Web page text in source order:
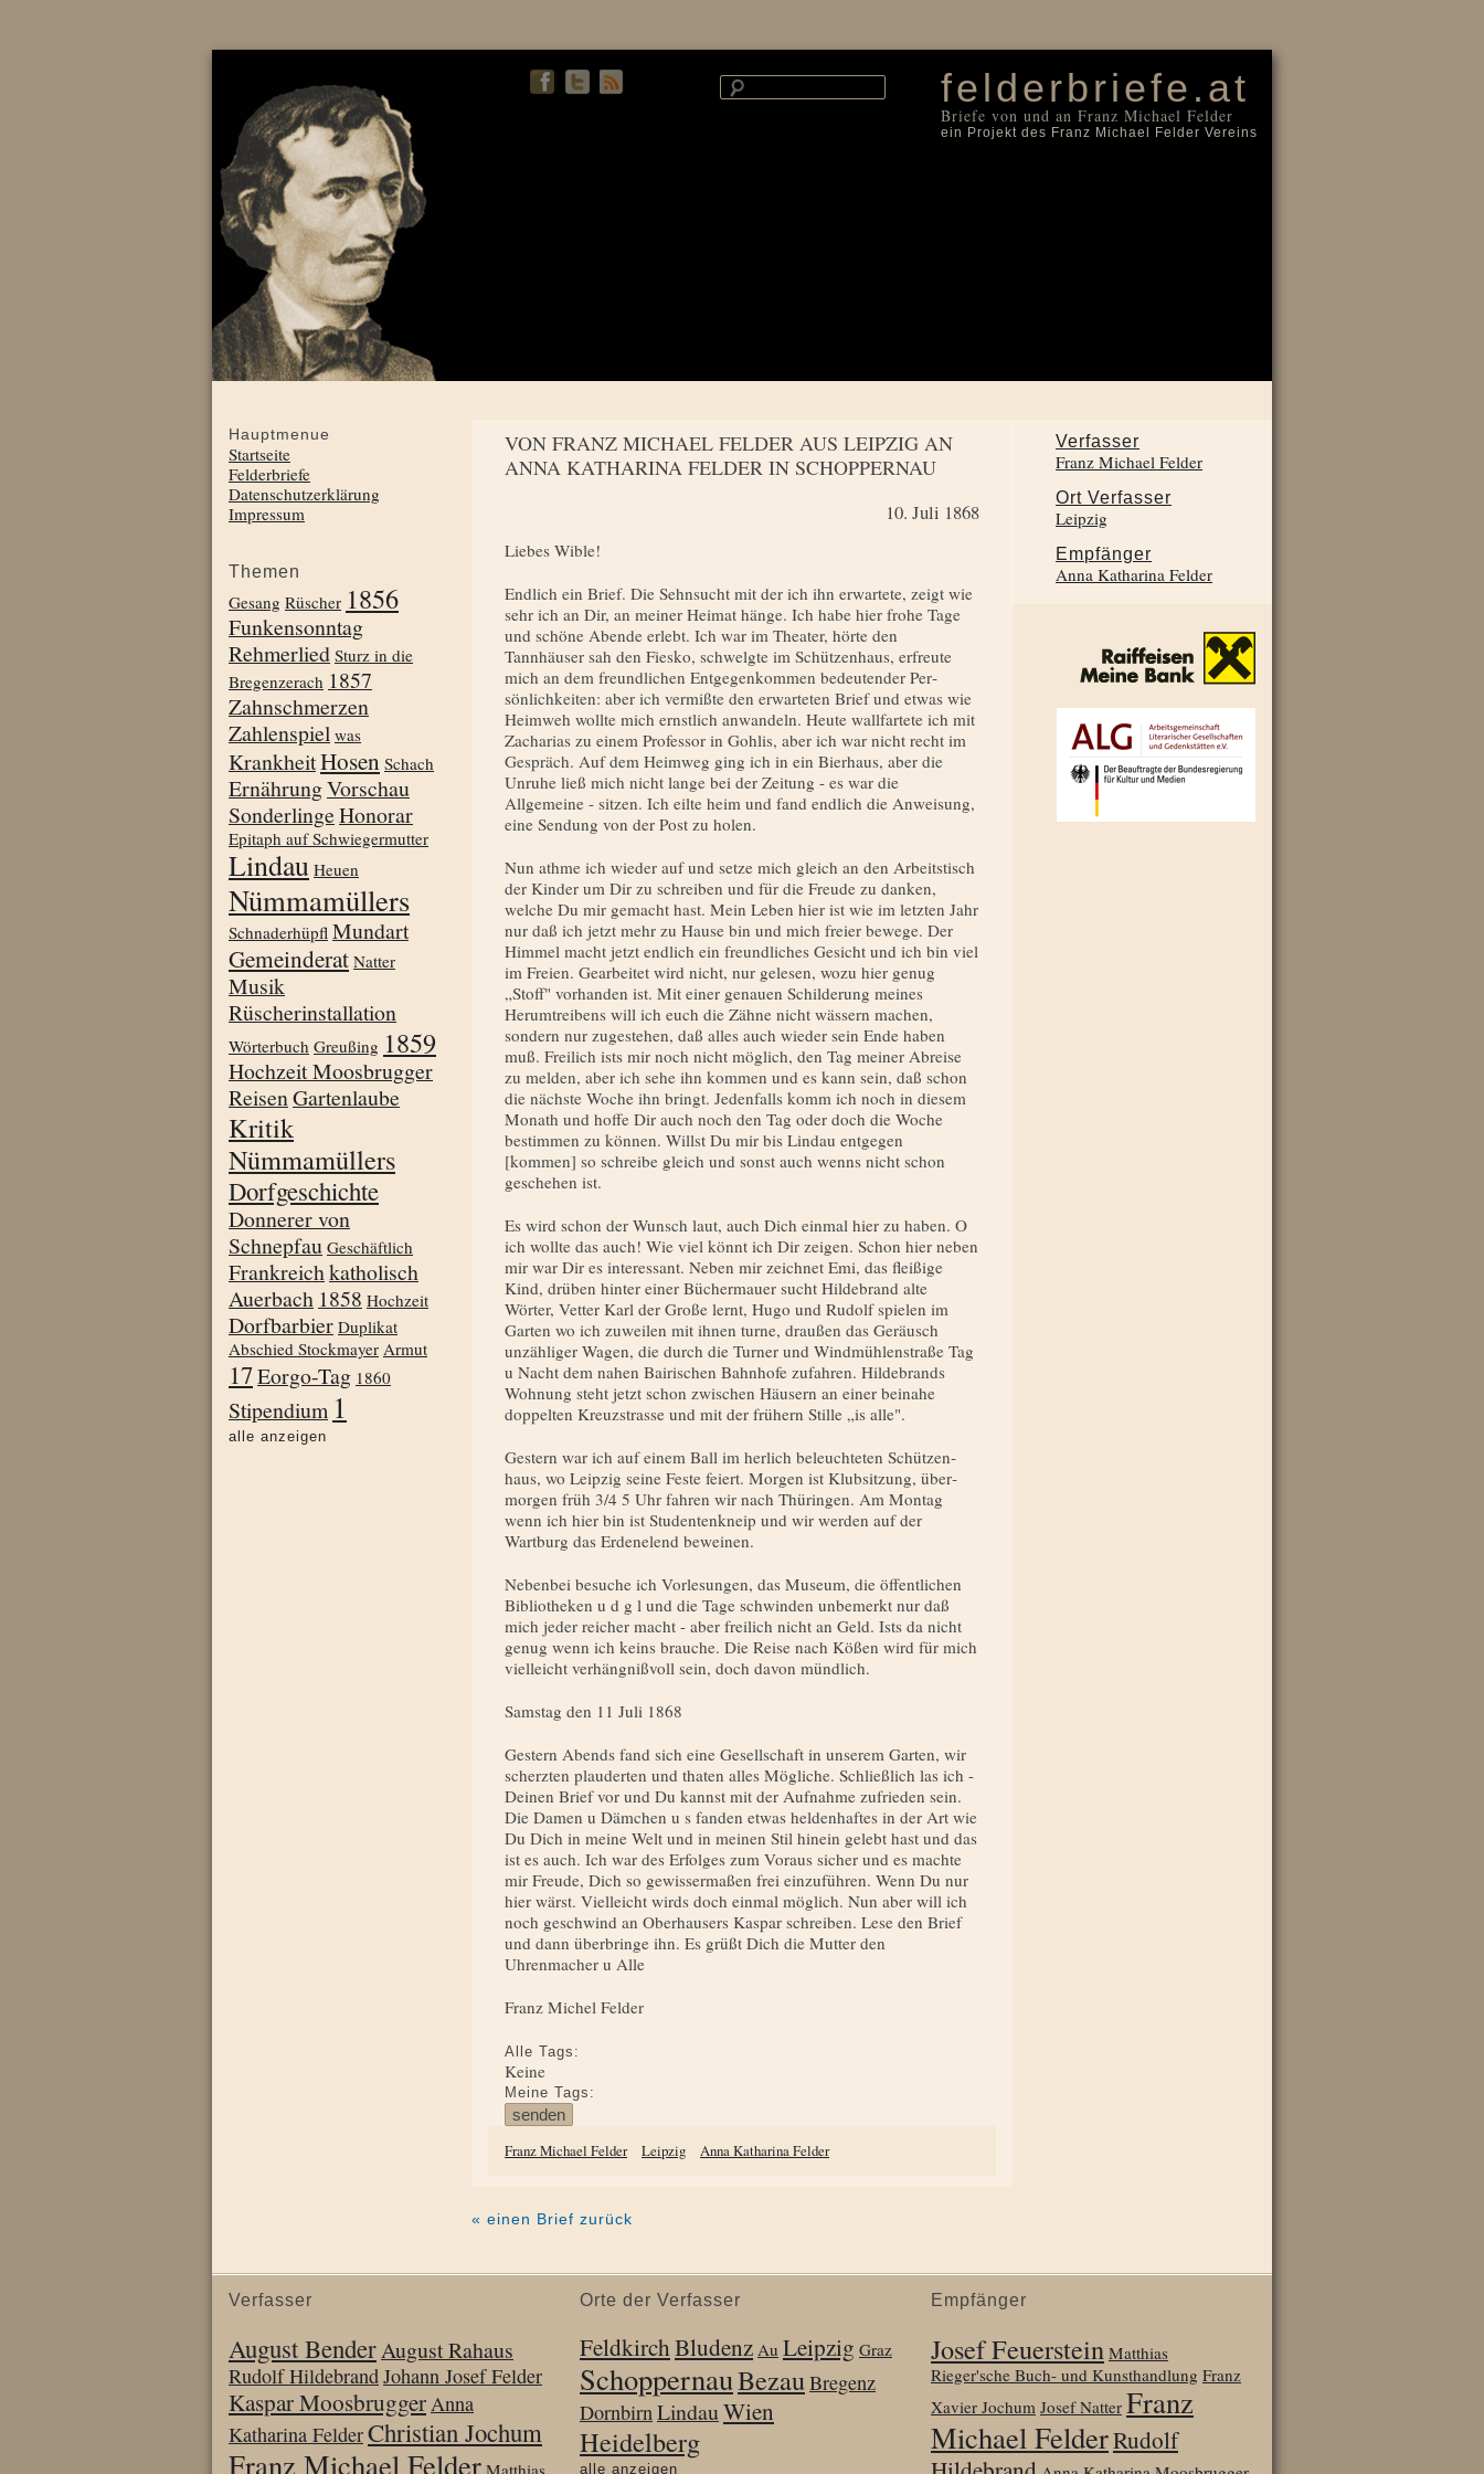
felderbriefe.at
Briefe von und an Franz Michael Felder
ein Projekt des Franz Michael Felder Vereins
VON FRANZ MICHAEL FELDER AUS LEIPZIG AN
ANNA KATHARINA FELDER IN SCHOPPERNAU
10. Juli 1868
Liebes Wible!
Endlich ein Brief. Die Sehnsucht mit der ich ihn erwartete, zeigt wie
sehr ich an Dir, an meiner Heimat hänge. Ich habe hier frohe Tage
und schöne Abende erlebt. Ich war im Theater, hörte den
Tannhäuser sah den Fiesko, schwelgte im Schützenhaus, erfreute
mich an dem freundlichen Entgegenkommen bedeutender Per­
sönlichkeiten: aber ich vermißte den erwarteten Brief und etwas wie
Heimweh wollte mich ernstlich anwandeln. Heute wallfarte­te ich mit
Zacharias zu einem Professor in Gohlis, aber ich war nicht recht im
Gespräch. Auf dem Heimweg ging ich in ein Bierhaus, aber die
Unruhe ließ mich nicht lange bei der Zeitung - es war die
Allgemeine - sitzen. Ich eilte heim und fand endlich die Anweisung,
eine Sendung von der Post zu holen.
Nun athme ich wieder auf und setze mich gleich an den Arbeitstisch
der Kinder um Dir zu schreiben und für die Freude zu danken,
welche Du mir gemacht hast. Mein Leben hier ist wie im letzten Jahr
nur daß ich jetzt mehr zu Hause bin und mich freier bewege. Der
Himmel macht jetzt endlich ein freundliches Gesicht und ich bin viel
im Freien. Gearbeitet wird nicht, nur gelesen, wozu hier genug
„Stoff" vorhanden ist. Mit einer genau­en Schilderung meines
Herumtreibens will ich euch die Zähne nicht wässern machen,
sondern nur zugestehen, daß alles auch wieder sein Ende haben
muß. Freilich ists mir noch nicht mög­lich, den Tag meiner Abreise
zu melden, aber ich sehe ihn kom­men und es kann sein, daß schon
die nächste Woche ihn bringt. Jedenfalls komm ich noch in diesem
Monath und hoffe Dir auch noch den Tag oder doch die Woche
bestimmen zu können. Willst Du mir bis Lindau entgegen
[kommen] so schreibe gleich und sonst auch wenns nicht schon
geschehen ist.
Es wird schon der Wunsch laut, auch Dich einmal hier zu haben. O
ich wollte das auch! Wie viel könnt ich Dir zeigen. Schon hier neben
mir war Dir es interessant. Neben mir zeichnet Emi, das fleißige
Kind, drüben hinter einer Büchermauer sucht Hildebrand alte
Wörter, Vetter Karl der Große lernt, Hugo und Rudolf spielen im
Garten wo ich zuweilen mit ihnen turne, draußen das Geräusch
unzähliger Wagen, die durch die Turner und Windmühlenstraße Tag
u Nacht dem nahen Bairischen Bahnhofe zufahren. Hildebrands
Wohnung steht jetzt schon zwi­schen Häusern an einer beinahe
doppelten Kreuzstrasse und mit der frühern Stille „is alle".
Gestern war ich auf einem Ball im herlich beleuchteten Schützen­
haus, wo Leipzig seine Feste feiert. Morgen ist Klubsitzung, über­
morgen früh 3/4 5 Uhr fahren wir nach Thüringen. Am Montag
wenn ich hier bin ist Studentenkneip und wir werden auf der
Wartburg das Erdenelend beweinen.
Nebenbei besuche ich Vorlesungen, das Museum, die öffentli­chen
Bibliotheken u d g l und die Tage schwinden unbemerkt nur daß
mich jeder reicher macht - aber freilich nicht an Geld. Ists da nicht
genug wenn ich keins brauche. Die Reise nach Kößen wird für mich
vielleicht verhängnißvoll sein, doch davon mündlich.
Samstag den 11 Juli 1868
Gestern Abends fand sich eine Gesellschaft in unserem Garten, wir
scherzten plauderten und thaten alles Mögliche. Schließlich las ich -
Deinen Brief vor und Du kannst mit der Aufnahme zufrieden sein.
Die Damen u Dämchen u s fanden etwas helden­haftes in der Art wie
Du Dich in meine Welt und in meinen Stil hinein gelebt hast und das
ist es auch. Ich war des Erfolges zum Voraus sicher und es machte
mir Freude, Dich so gewissermaßen frei einzuführen. Wenn Du nur
hier wärst. Vielleicht wirds doch einmal möglich. Nun aber will ich
noch geschwind an Oberhausers Kaspar schreiben. Lese den Brief
und dann über­bringe ihn. Es grüßt Dich die Mutter den
Uhrenmacher u Alle
Franz Michel Felder
Alle Tags:
Keine
Meine Tags:
Franz Michael Felder Leipzig Anna Katharina Felder
« einen Brief zurück
Hauptmenue
Startseite
Felderbriefe
Datenschutzerklärung
Impressum
Themen
Gesang Rüscher 1856
Funkensonntag
Rehmerlied Sturz in die
Bregenzerach 1857
Zahnschmerzen
Zahlenspiel was
KrankheitHosen Schach
ErnährungVorschau
SonderlingeHonorar
Epitaph auf Schwiegermutter
Lindau Heuen
Nümmamüllers
Schnaderhüpfl Mundart
Gemeinderat Natter
Musik
Rüscherinstallation
Wörterbuch Greußing 1859
Hochzeit Moosbrugger
ReisenGartenlaube
Kritik
Nümmamüllers
Dorfgeschichte
Donnerer von
Schnepfau Geschäftlich
Frankreichkatholisch
Auerbach 1858 Hochzeit
Dorfbarbier Duplikat
Abschied Stockmayer Armut
17Eorgo-Tag 1860
Stipendium 1
alle anzeigen
Verfasser
Franz Michael Felder
Ort Verfasser
Leipzig
Empfänger
Anna Katharina Felder
Verfasser
August BenderAugust Rahaus
Rudolf HildebrandJohann Josef Felder
Kaspar MoosbruggerAnna
Katharina FelderChristian Jochum
Franz Michael Felder
Orte der Verfasser
FeldkirchBludenz Au Leipzig Graz
SchoppernauBezauBregenz
DornbirnLindauWien
Heidelberg
alle anzeigen
Empfänger
Josef Feuerstein Matthias
Rieger'sche Buch- und Kunsthandlung Franz
Xavier Jochum Josef Natter Franz
Michael FelderRudolf